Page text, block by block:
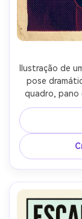
Ilustração de
pose
quadro, pano
sonoras
marcador de
azul da meia-
áspero,
de silhueta
projetada
profundidade